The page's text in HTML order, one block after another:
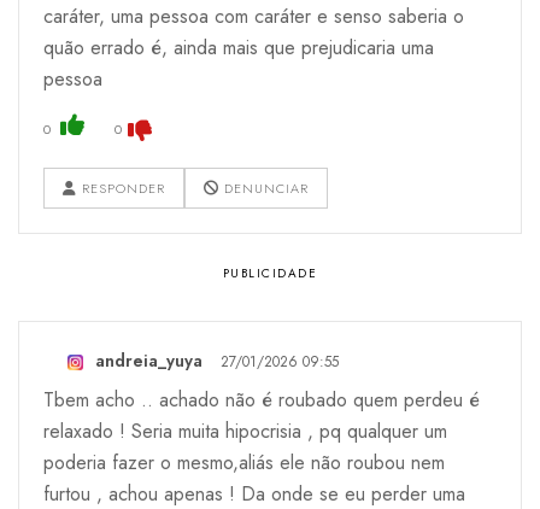
caráter, uma pessoa com caráter e senso saberia o
quão errado é, ainda mais que prejudicaria uma
pessoa
0 0
RESPONDER DENUNCIAR
andreia_yuya 27/01/2026 09:55
Tbem acho .. achado não é roubado quem perdeu é
relaxado ! Seria muita hipocrisia , pq qualquer um
poderia fazer o mesmo,aliás ele não roubou nem
furtou , achou apenas ! Da onde se eu perder uma